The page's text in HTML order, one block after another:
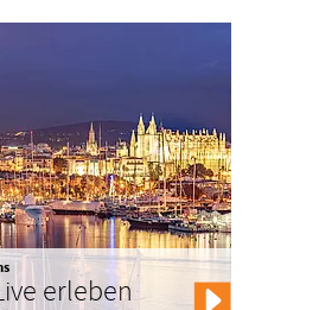
erleben